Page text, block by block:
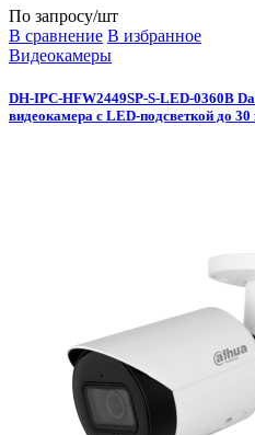
По запросу/шт
В сравнение В избранное
Видеокамеры
DH-IPC-HFW2449SP-S-LED-0360B
видеокамера с LED-подсветкой до 30